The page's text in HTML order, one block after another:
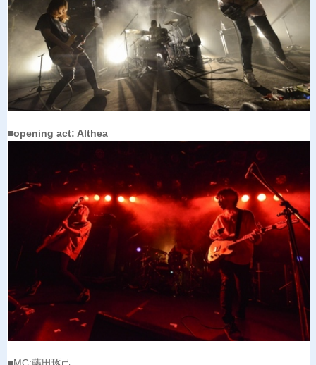
■opening act: Althea